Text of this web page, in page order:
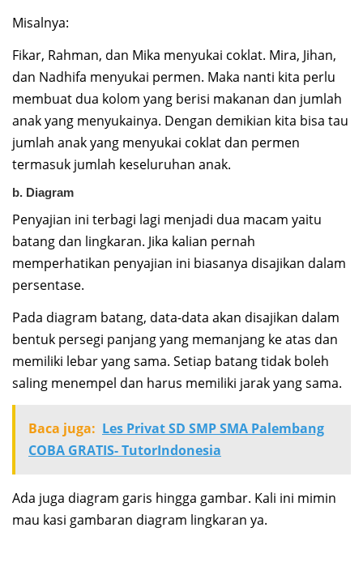
Misalnya:
Fikar, Rahman, dan Mika menyukai coklat. Mira, Jihan,
dan Nadhifa menyukai permen. Maka nanti kita perlu
membuat dua kolom yang berisi makanan dan jumlah
anak yang menyukainya. Dengan demikian kita bisa tau
jumlah anak yang menyukai coklat dan permen
termasuk jumlah keseluruhan anak.
b. Diagram
Penyajian ini terbagi lagi menjadi dua macam yaitu
batang dan lingkaran. Jika kalian pernah
memperhatikan penyajian ini biasanya disajikan dalam
persentase.
Pada diagram batang, data-data akan disajikan dalam
bentuk persegi panjang yang memanjang ke atas dan
memiliki lebar yang sama. Setiap batang tidak boleh
saling menempel dan harus memiliki jarak yang sama.
Baca juga: Les Privat SD SMP SMA Palembang
COBA GRATIS- TutorIndonesia
Ada juga diagram garis hingga gambar. Kali ini mimin
mau kasi gambaran diagram lingkaran ya.